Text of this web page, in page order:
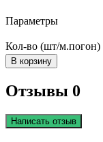
Параметры
Кол-во (шт/м.погон)
В корзину
Отзывы 0
Написать отзыв